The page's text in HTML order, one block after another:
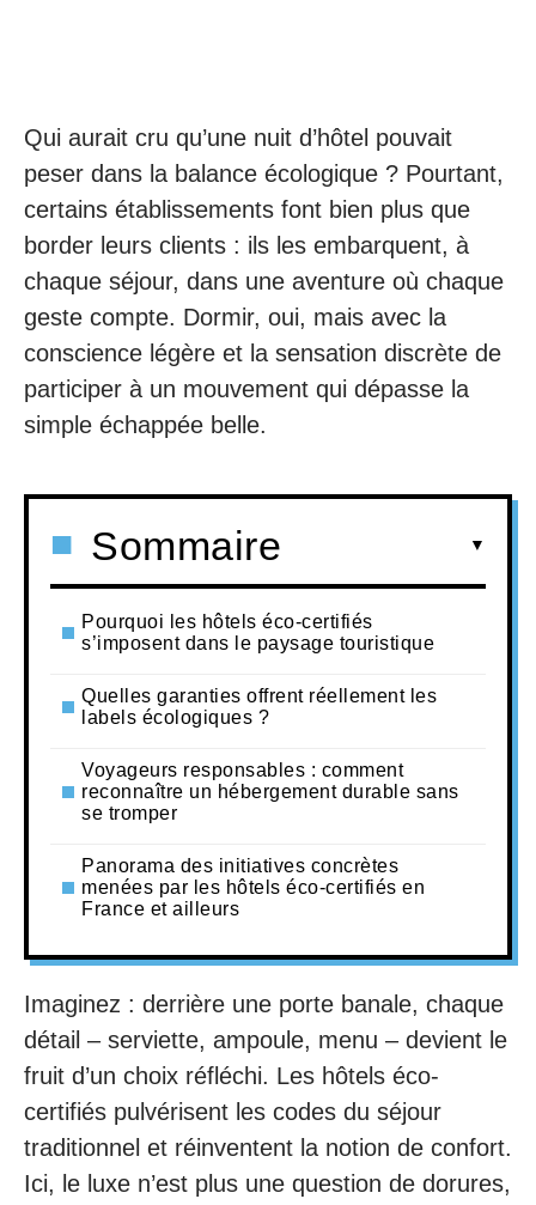
Qui aurait cru qu’une nuit d’hôtel pouvait
peser dans la balance écologique ? Pourtant,
certains établissements font bien plus que
border leurs clients : ils les embarquent, à
chaque séjour, dans une aventure où chaque
geste compte. Dormir, oui, mais avec la
conscience légère et la sensation discrète de
participer à un mouvement qui dépasse la
simple échappée belle.
Sommaire
Pourquoi les hôtels éco-certifiés
s’imposent dans le paysage touristique
Quelles garanties offrent réellement les
labels écologiques ?
Voyageurs responsables : comment
reconnaître un hébergement durable sans
se tromper
Panorama des initiatives concrètes
menées par les hôtels éco-certifiés en
France et ailleurs
Imaginez : derrière une porte banale, chaque
détail – serviette, ampoule, menu – devient le
fruit d’un choix réfléchi. Les hôtels éco-
certifiés pulvérisent les codes du séjour
traditionnel et réinventent la notion de confort.
Ici, le luxe n’est plus une question de dorures,